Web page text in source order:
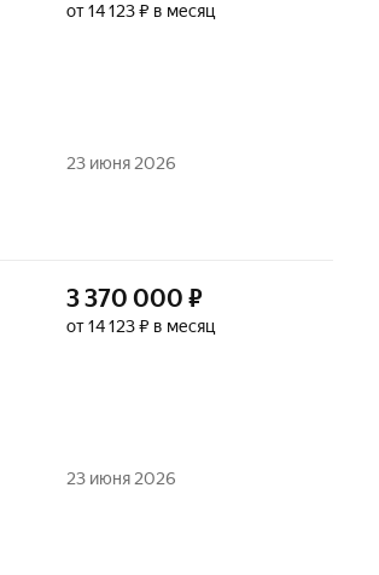
от 14 123 ₽ в месяц
23 июня 2026
3 370 000 ₽
от 14 123 ₽ в месяц
23 июня 2026